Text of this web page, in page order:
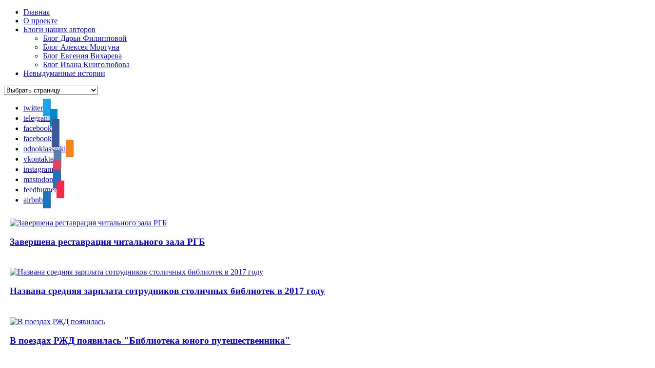
Главная
О проекте
Блоги наших авторов
Блог Дарьи Филипповой
Блог Алексея Моргуна
Блог Евгения Вихарева
Блог Ивана Книголюбова
Невыдуманные истории
twitter
telegram
facebook
facebook
odnoklassniki
vkontakte
instagram
mastodon
feedburner
airbnb
Завершена реставрация читального зала РГБ
Названа средняя зарплата сотрудников столичных библиотек в 2017 году
В поездах РЖД появилась "Библиотека юного путешественника"